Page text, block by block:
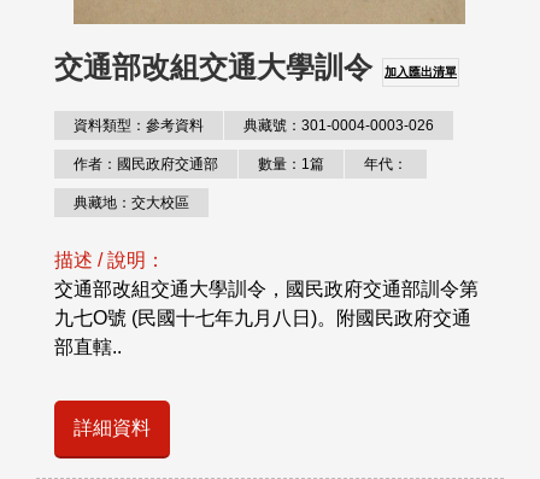
交通部改組交通大學訓令 加入匯出清單
資料類型：參考資料 典藏號：301-0004-0003-026
作者：國民政府交通部 數量：1篇 年代：
典藏地：交大校區
描述 / 說明：
交通部改組交通大學訓令，國民政府交通部訓令第
九七O號 (民國十七年九月八日)。附國民政府交通
部直轄..
詳細資料